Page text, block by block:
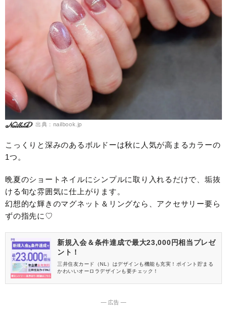
出典：nailbook.jp
こっくりと深みのあるボルドーは秋に人気が高まるカラーの
1つ。
晩夏のショートネイルにシンプルに取り入れるだけで、垢抜
ける旬な雰囲気に仕上がります。
幻想的な輝きのマグネット＆リングなら、アクセサリー要ら
ずの指先に♡
新規入会＆条件達成で最大23,000円相当プレゼ
ント！
三井住友カード（NL）はデザインも機能も充実！ポイント貯まる
かわいいオーロラデザインも要チェック！
― 広告 ―